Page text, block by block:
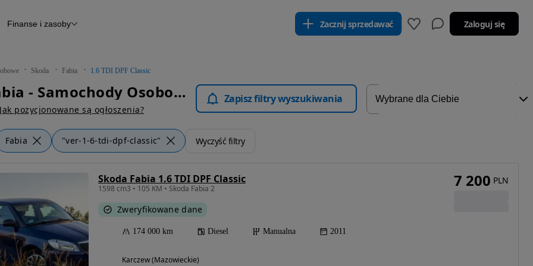
Raport z inspekcji
Otomoto News
Finanse i zasoby Zacznij sprzedawać Zaloguj się
Skoda Fabia 1.6 TDI DPF Classic
Skoda Fabia - Samochody Osobowe
Jak pozycjonowane są ogłoszenia?
Zapisz filtry wyszukiwania
Fabia "ver-1-6-tdi-dpf-classic" Wyczyść filtry
Skoda Fabia 1.6 TDI DPF Classic
1598 cm3 • 105 KM • Skoda Fabia 2
Zweryfikowane dane
174 000 km Diesel Manualna 2011
Karczew (Mazowieckie)
7 200 PLN